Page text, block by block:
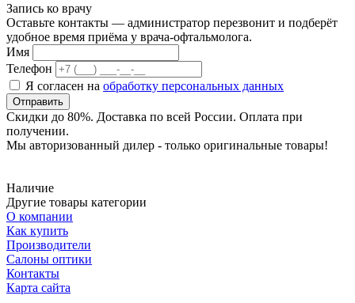
Запись ко врачу
Оставьте контакты — администратор перезвонит и подберёт
удобное время приёма у врача-офтальмолога.
Имя
Телефон
Я согласен на обработку персональных данных
Отправить
Скидки до 80%. Доставка по всей России. Оплата при
получении.
Мы авторизованный дилер - только оригинальные товары!
Наличие
Другие товары категории
О компании
Как купить
Производители
Салоны оптики
Контакты
Карта сайта